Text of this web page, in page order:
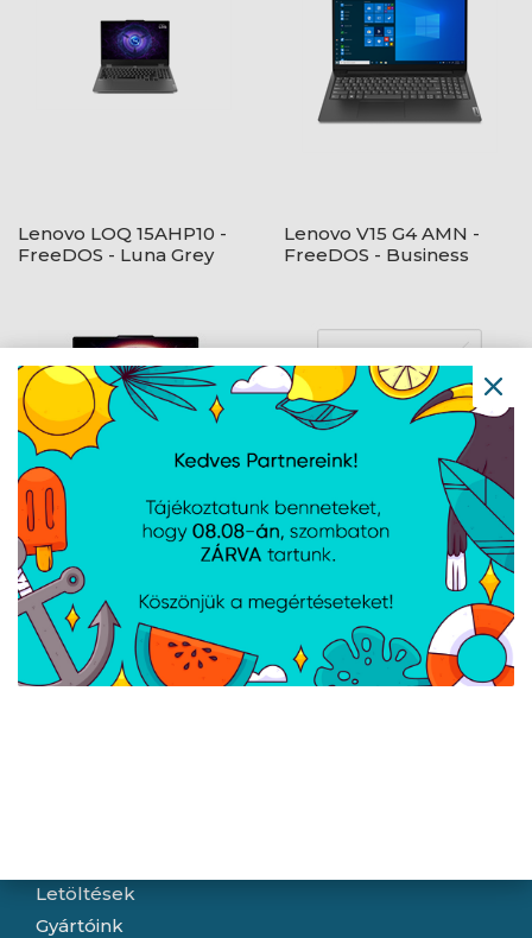
Lenovo LOQ 15AHP10 -
FreeDOS - Luna Grey
Lenovo V15 G4 AMN -
FreeDOS - Business
Lenovo Legion 5 15AHP11
- FreeDOS - Eclipse
Black - OLED
ÚJDONSÁG
Lenovo IdeaPad Slim 3
15ABR8 - FreeDOS -
Arctic Grey
Letöltések
Gyártóink